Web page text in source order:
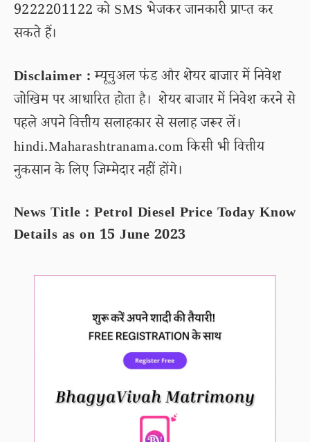
9222201122 को SMS भेजकर जानकारी प्राप्त कर
सकते हैं।
Disclaimer :म्यूचुअल फंड और शेयर बाजार में निवेश
जोखिम पर आधारित होता है। शेयर बाजार में निवेश करने से
पहले अपने वित्तीय सलाहकार से सलाह जरूर लें।
hindi.Maharashtranama.com किसी भी वित्तीय
नुकसान के लिए जिम्मेदार नहीं होंगे।
News Title : Petrol Diesel Price Today Know
Details as on 15 June 2023